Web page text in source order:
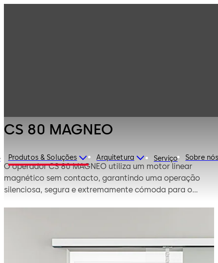
Produtos & Soluções Arquitetura Serviço Sobre
CS 80 MAGNEO
O operador CS 80 MAGNEO utiliza um motor linear
magnético sem contacto, garantindo uma operação
silenciosa, segura e extremamente cómoda para o